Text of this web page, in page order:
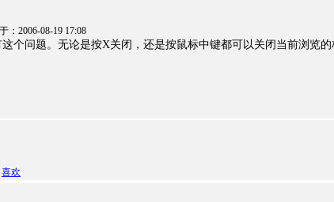
：2006-08-19 17:08
个问题。无论是按X关闭，还是按鼠标中键都可以关闭当前浏览的
喜欢